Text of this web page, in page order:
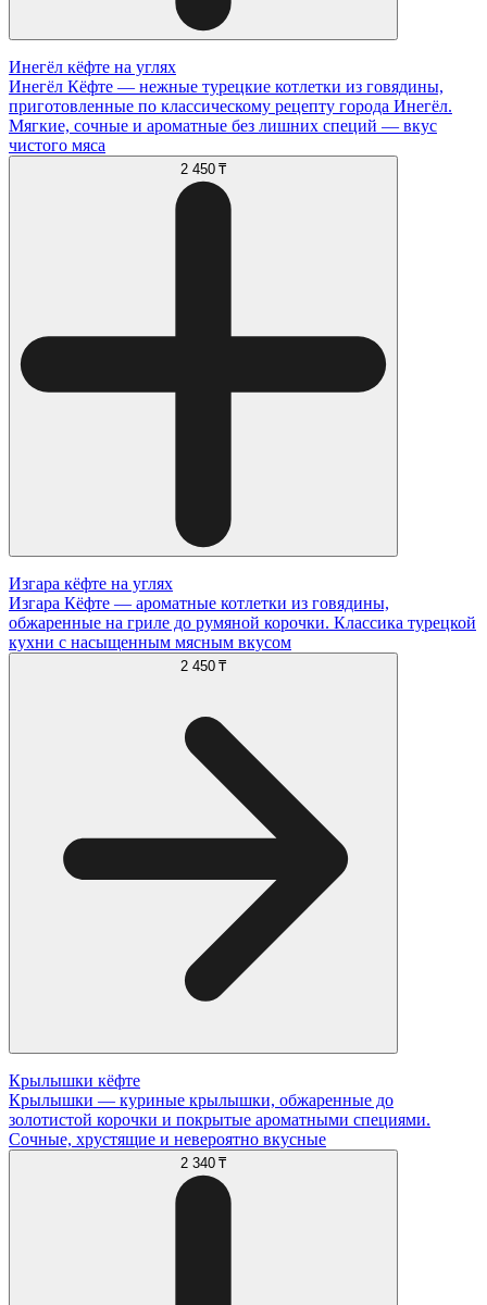
Инегёл кёфте на углях
Инегёл Кёфте — нежные турецкие котлетки из говядины,
приготовленные по классическому рецепту города Инегёл.
Мягкие, сочные и ароматные без лишних специй — вкус
чистого мяса
2 450 ₸
Изгара кёфте на углях
Изгара Кёфте — ароматные котлетки из говядины,
обжаренные на гриле до румяной корочки. Классика турецкой
кухни с насыщенным мясным вкусом
2 450 ₸
Крылышки кёфте
Крылышки — куриные крылышки, обжаренные до
золотистой корочки и покрытые ароматными специями.
Сочные, хрустящие и невероятно вкусные
2 340 ₸